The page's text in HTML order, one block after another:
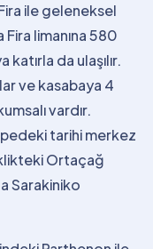
ile geleneksel
limanına 580
da ulaşılır.
ve kasabaya 4
vardır.
tarihi merkez
Ortaçağ
Sarakiniko